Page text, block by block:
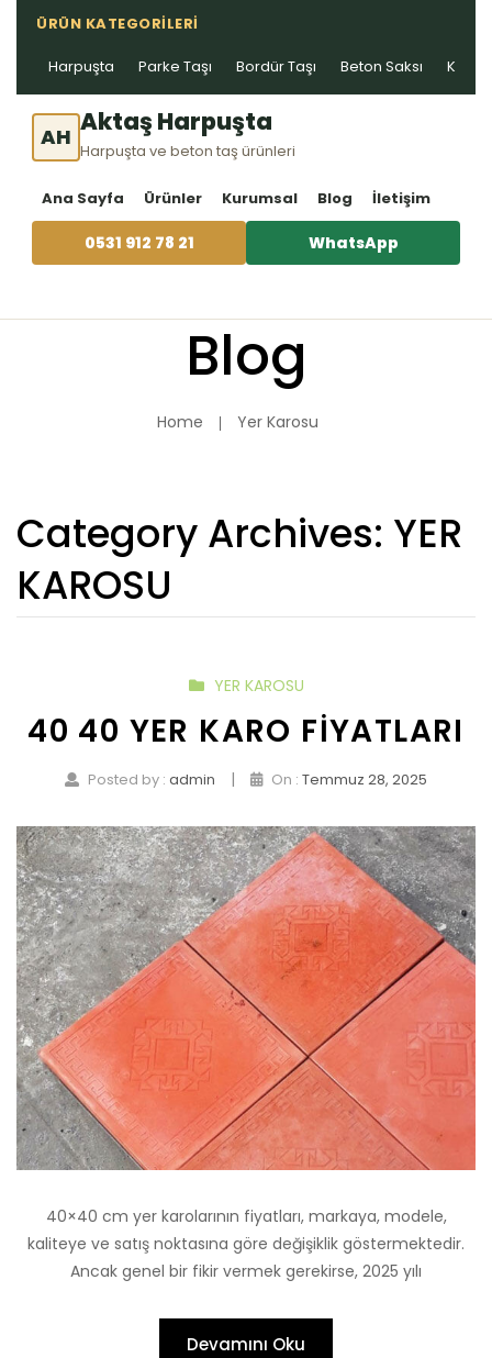
ÜRÜN KATEGORILERI
Harpuşta Parke Taşı Bordür Taşı Beton Saksı Kablo
AH Aktaş Harpuşta
Harpuşta ve beton taş ürünleri
Ana Sayfa Ürünler Kurumsal Blog İletişim
0531 912 78 21 WhatsApp
Blog
Home Yer Karosu
Category Archives: YER
KAROSU
YER KAROSU
40 40 YER KARO FIYATLARI
Posted by : admin | On : Temmuz 28, 2025
40×40 cm yer karolarının fiyatları, markaya, modele,
kaliteye ve satış noktasına göre değişiklik göstermektedir.
Ancak genel bir fikir vermek gerekirse, 2025 yılı
Devamını Oku